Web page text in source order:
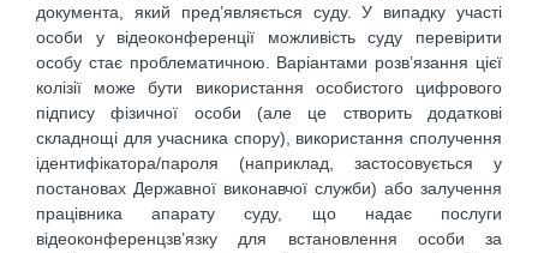
документа, який пред’являється суду. У випадку участі
особи у відеоконференції можливість суду перевірити
особу стає проблематичною. Варіантами розв’язання цієї
колізії може бути використання особистого цифрового
підпису фізичної особи (але це створить додаткові
складнощі для учасника спору), використання сполучення
ідентифікатора/пароля (наприклад, застосовується у
постановах Державної виконавчої служби) або залучення
працівника апарату суду, що надає послуги
відеоконференцзв’язку для встановлення особи за